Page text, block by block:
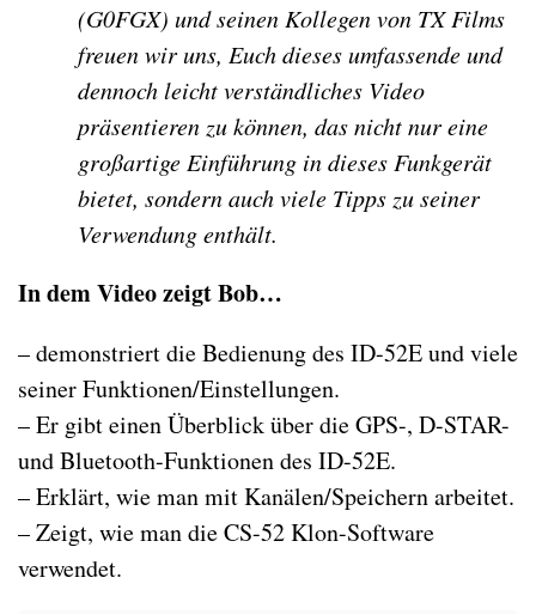
(G0FGX) und seinen Kollegen von TX Films
freuen wir uns, Euch dieses umfassende und
dennoch leicht verständliches Video
präsentieren zu können, das nicht nur eine
großartige Einführung in dieses Funkgerät
bietet, sondern auch viele Tipps zu seiner
Verwendung enthält.
In dem Video zeigt Bob…
– demonstriert die Bedienung des ID-52E und viele
seiner Funktionen/Einstellungen.
– Er gibt einen Überblick über die GPS-, D-STAR-
und Bluetooth-Funktionen des ID-52E.
– Erklärt, wie man mit Kanälen/Speichern arbeitet.
– Zeigt, wie man die CS-52 Klon-Software
verwendet.